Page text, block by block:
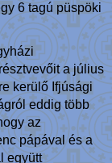
6 tagú püspöki
a július
kerülő Ifjúsági
eddig több
az
pápával és a
együtt